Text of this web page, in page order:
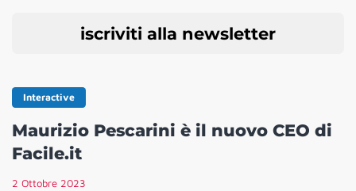
iscriviti alla newsletter
Interactive
Maurizio Pescarini è il nuovo CEO di
Facile.it
2 Ottobre 2023